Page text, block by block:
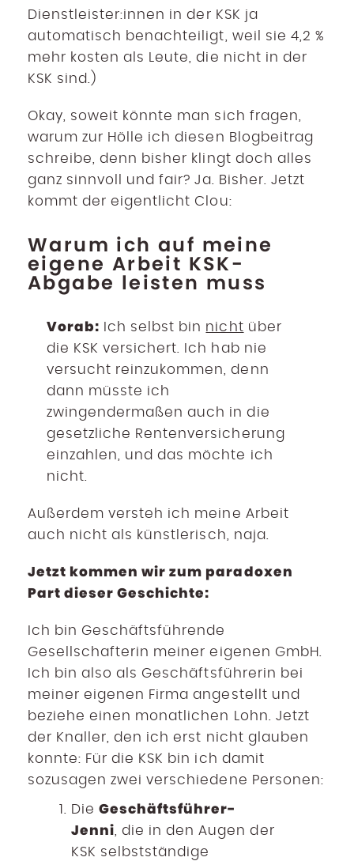
Dienstleister:innen in der KSK ja
automatisch benachteiligt, weil sie 4,2 %
mehr kosten als Leute, die nicht in der
KSK sind.)
Okay, soweit könnte man sich fragen,
warum zur Hölle ich diesen Blogbeitrag
schreibe, denn bisher klingt doch alles
ganz sinnvoll und fair? Ja. Bisher. Jetzt
kommt der eigentlicht Clou:
Warum ich auf meine
eigene Arbeit KSK-
Abgabe leisten muss
Vorab: Ich selbst bin nicht über
die KSK versichert. Ich hab nie
versucht reinzukommen, denn
dann müsste ich
zwingendermaßen auch in die
gesetzliche Rentenversicherung
einzahlen, und das möchte ich
nicht.
Außerdem versteh ich meine Arbeit
auch nicht als künstlerisch, naja.
Jetzt kommen wir zum paradoxen
Part dieser Geschichte:
Ich bin Geschäftsführende
Gesellschafterin meiner eigenen GmbH.
Ich bin also als Geschäftsführerin bei
meiner eigenen Firma angestellt und
beziehe einen monatlichen Lohn. Jetzt
der Knaller, den ich erst nicht glauben
konnte: Für die KSK bin ich damit
sozusagen zwei verschiedene Personen:
DieGeschäftsführer-
Jenni , die in den Augen der
KSK selbstständige